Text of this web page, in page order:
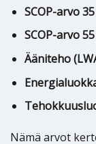
SCOP-arvo
SCOP-arvo
Ääniteho
Nämä arvot